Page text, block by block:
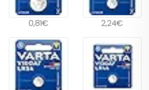
0,81€ 2,24€